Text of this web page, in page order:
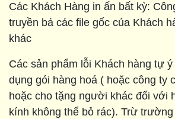
Các Khách Hàng in ấn bất kỳ:
truyền bá các file gốc của Khách
khác
Các sản phẩm lỗi Khách hàng tự
dụng gói hàng hoá ( hoặc công ty
hoặc cho tặng người khác đối với
kính không thể bỏ rác). Trừ